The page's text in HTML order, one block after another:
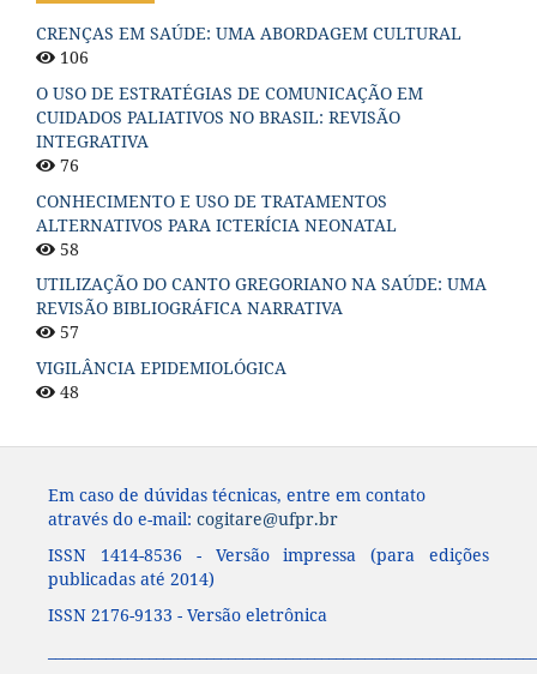
CRENÇAS EM SAÚDE: UMA ABORDAGEM CULTURAL
106
O USO DE ESTRATÉGIAS DE COMUNICAÇÃO EM
CUIDADOS PALIATIVOS NO BRASIL: REVISÃO
INTEGRATIVA
76
CONHECIMENTO E USO DE TRATAMENTOS
ALTERNATIVOS PARA ICTERÍCIA NEONATAL
58
UTILIZAÇÃO DO CANTO GREGORIANO NA SAÚDE: UMA
REVISÃO BIBLIOGRÁFICA NARRATIVA
57
VIGILÂNCIA EPIDEMIOLÓGICA
48
Em caso de dúvidas técnicas, entre em contato
através do e-mail: cogitare@ufpr.br
ISSN 1414-8536 - Versão impressa (para edições
publicadas até 2014)
ISSN 2176-9133 - Versão eletrônica